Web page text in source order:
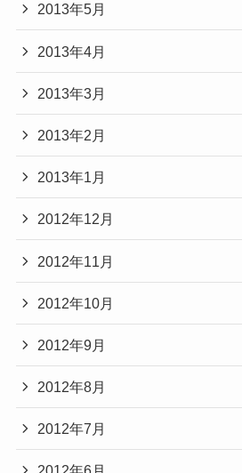
2013年5月
2013年4月
2013年3月
2013年2月
2013年1月
2012年12月
2012年11月
2012年10月
2012年9月
2012年8月
2012年7月